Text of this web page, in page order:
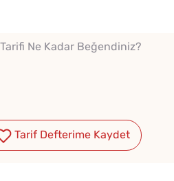
Ne Kadar Beğendiniz?
Tarif Defterime Kaydet